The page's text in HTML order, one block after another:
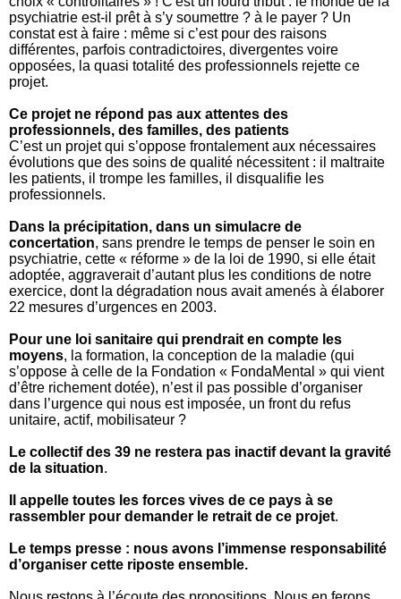
psychiatrie est-il prêt à s’y soumettre ? à le payer ? Un
constat est à faire : même si c’est pour des raisons
différentes, parfois contradictoires, divergentes voire
opposées, la quasi totalité des professionnels rejette ce
projet.
Ce projet ne répond pas aux attentes des
professionnels, des familles, des patients
C’est un projet qui s’oppose frontalement aux nécessaires
évolutions que des soins de qualité nécessitent : il maltraite
les patients, il trompe les familles, il disqualifie les
professionnels.
Dans la précipitation, dans un simulacre de
concertation, sans prendre le temps de penser le soin en
psychiatrie, cette « réforme » de la loi de 1990, si elle était
adoptée, aggraverait d’autant plus les conditions de notre
exercice, dont la dégradation nous avait amenés à élaborer
22 mesures d’urgences en 2003.
Pour une loi sanitaire qui prendrait en compte les
moyens, la formation, la conception de la maladie (qui
s’oppose à celle de la Fondation « FondaMental » qui vient
d’être richement dotée), n’est il pas possible d’organiser
dans l’urgence qui nous est imposée, un front du refus
unitaire, actif, mobilisateur ?
Le collectif des 39 ne restera pas inactif devant la gravité
de la situation.
Il appelle toutes les forces vives de ce pays à se
rassembler pour demander le retrait de ce projet.
Le temps presse : nous avons l’immense responsabilité
d’organiser cette riposte ensemble.